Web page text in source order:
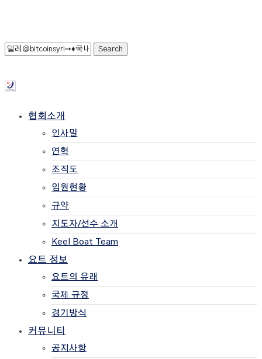
협회소개
인사말
연혁
조직도
임원현황
규약
지도자/선수 소개
Keel Boat Team
요트 정보
요트의 유래
국제 규정
경기방식
커뮤니티
공지사항